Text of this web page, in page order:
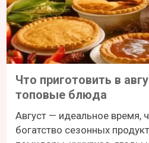
Что приготовить в
топовые блюда
Август — идеальное время,
богатство сезонных